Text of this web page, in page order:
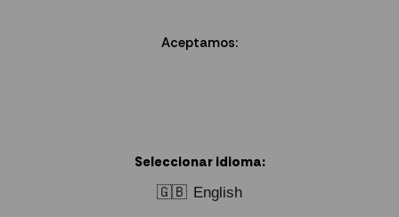
Aceptamos:
Seleccionar idioma:
🇬🇧 English